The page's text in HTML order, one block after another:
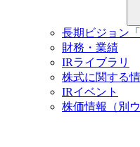
長期ビジョン「
財務・業績
IRライブラリ
株式に関する
IRイベント
株価情報
（別